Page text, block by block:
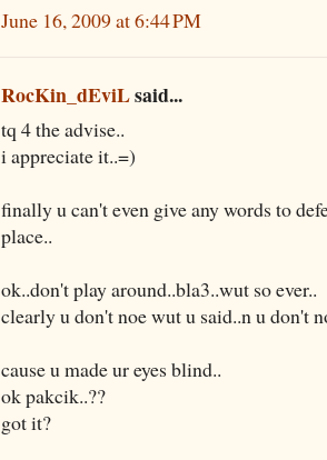
June 16, 2009 at 6:44 PM
RocKin_dEviLsaid...
tq 4 the advise..
i appreciate it..=)
finally u can't even give any words to
place..
ok..don't play around..bla3..wut so ever..
clearly u don't noe wut u said..n u don't
cause u made ur eyes blind..
ok pakcik..??
got it?